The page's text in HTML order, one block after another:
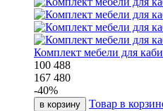
Комплект мебели для
100 488
167 480
-40%
в корзину Товар в